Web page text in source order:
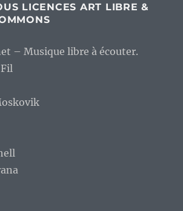
LICENCES ART LIBRE &
– Musique libre à écouter.